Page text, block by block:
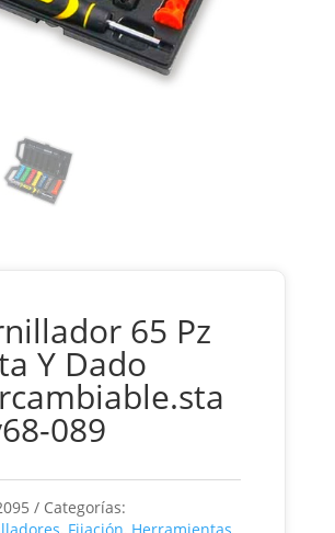
65 Pz
Y Dado
089
Categorías: